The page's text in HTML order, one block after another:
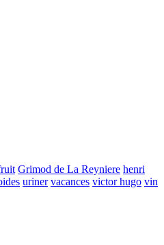
Grimod de La Reyniere henri
uriner vacances victor hugo vin